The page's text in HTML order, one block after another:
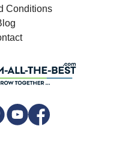
Conditions